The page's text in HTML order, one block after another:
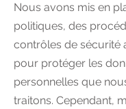
Nous avons mis en
politiques, des
contrôles de sécurité
pour protéger les
personnelles que
traitons. Cependant,